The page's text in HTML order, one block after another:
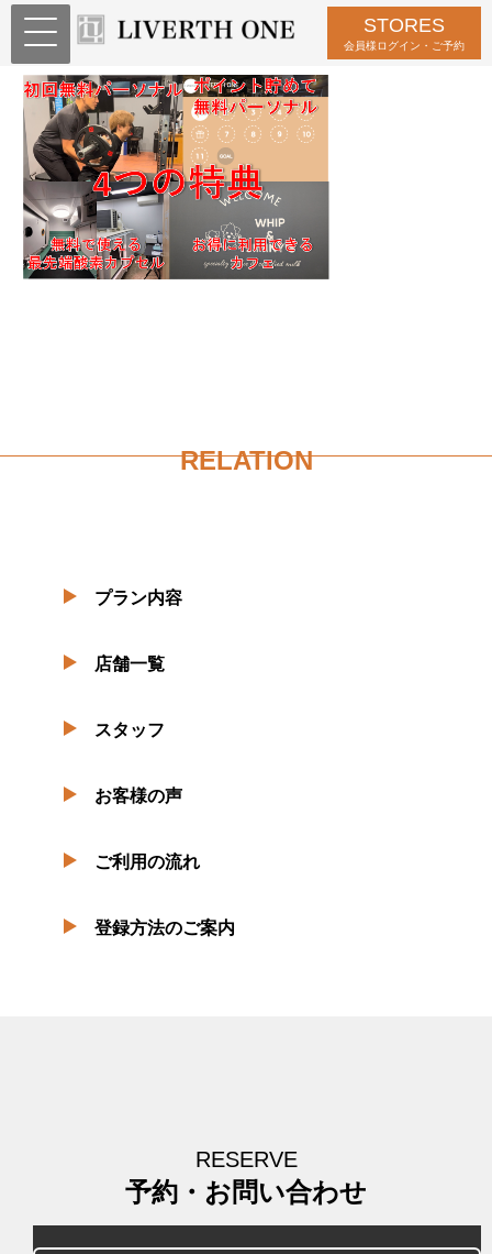
STORES
会員様ログイン・ご予約
特典
RELATION
プラン内容
店舗一覧
スタッフ
お客様の声
ご利用の流れ
登録方法のご案内
RESERVE
予約・お問い合わせ